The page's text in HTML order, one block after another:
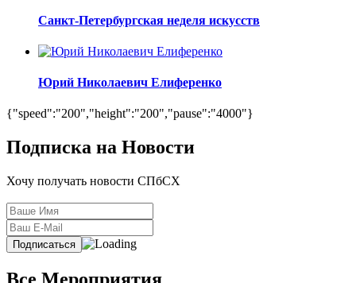
Санкт-Петербургская неделя искусств
Юрий Николаевич Елиференко
{"speed":"200","height":"200","pause":"4000"}
Подписка на Новости
Хочу получать новости СПбСХ